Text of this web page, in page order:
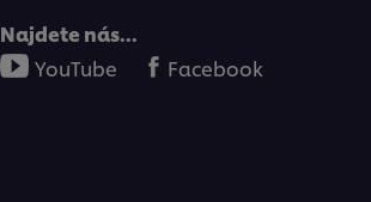
Najdete nás...
YouTube
Facebook